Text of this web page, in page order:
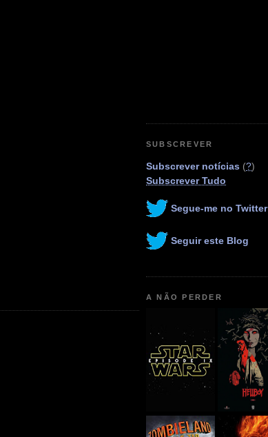
SUBSCREVER
Subscrever notícias (?)
Subscrever Tudo
Segue-me no Twitter
Seguir este Blog
A NÃO PERDER